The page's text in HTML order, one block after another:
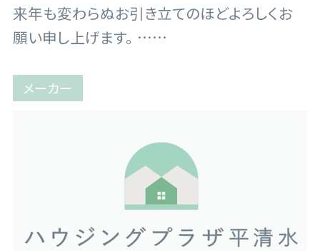
来年も変わらぬお引き立てのほどよろしくお
願い申し上げます。 ……
メーカー